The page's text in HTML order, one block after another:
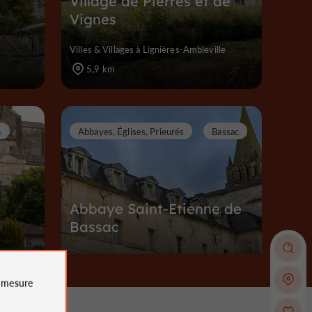
Vignes
Villes & Villages à Lignières-Ambleville
5,9 km
Abbaye Saint-Etienne de
Bassac
Abbayes, Églises, Prieurés Bassac
mesure